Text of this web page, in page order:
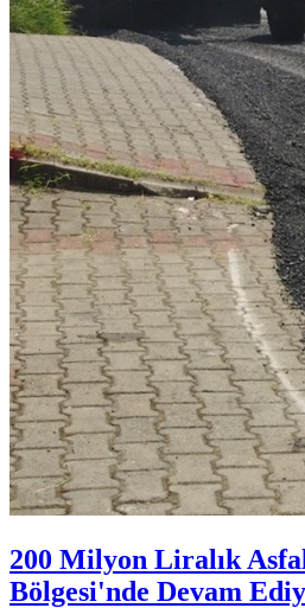
200 Milyon Liralık
Bölgesi'nde Devam